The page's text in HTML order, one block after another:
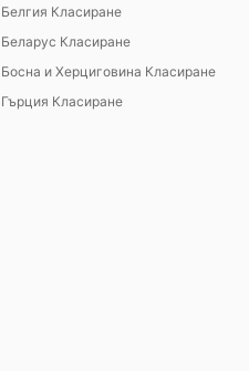
Белгия Класиране
Беларус Класиране
Босна и Херциговина Класиране
Гърция Класиране